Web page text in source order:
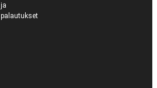
ja
palautukset